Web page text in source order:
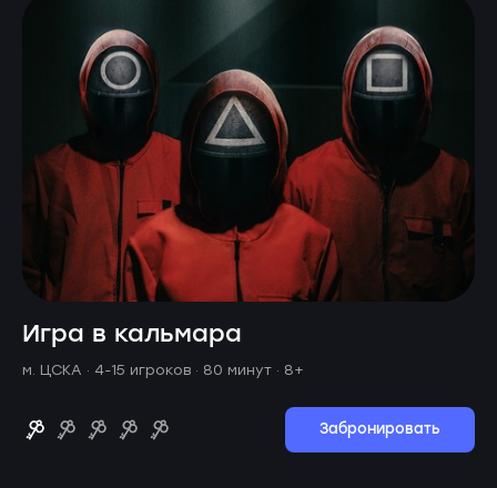
Игра в кальмара
м. ЦСКА · 4-15 игроков · 80 минут · 8+
Забронировать